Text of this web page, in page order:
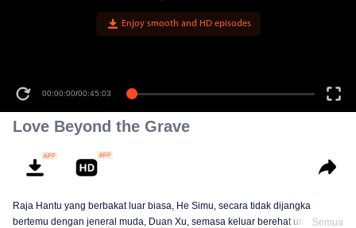
Enjoy smooth and HD episodes
00:00:00/00:45:03
Love Beyond the Grave
Raja Hantu yang berbakat luar biasa, He Simu, secara tidak dijangka
bertemu dengan jeneral muda, Duan Xu, semasa keluar berehat untukSemua